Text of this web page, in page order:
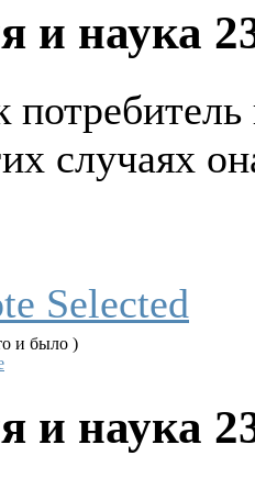
и наука
случаях
и было )
и наука